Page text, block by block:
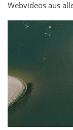
Webvideos aus